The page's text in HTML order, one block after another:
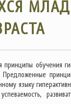
принципы обучения
Предложенные
языку